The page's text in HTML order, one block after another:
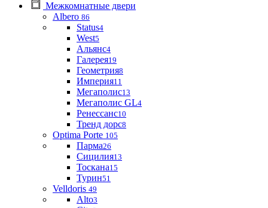
Межкомнатные двери
Albero 86
Status4
West5
Альянс4
Галерея19
Геометрия8
Империя11
Мегаполис13
Мегаполис GL4
Ренессанс10
Тренд дорс8
Optima Porte 105
Парма26
Сицилия13
Тоскана15
Турин51
Velldoris 49
Alto3